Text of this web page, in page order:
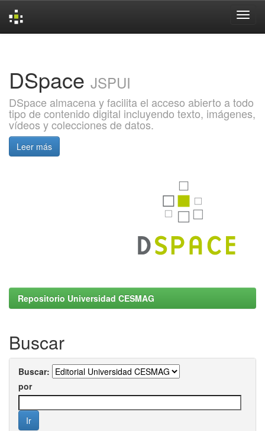
DSpace JSPUI
DSpace almacena y facilita el acceso abierto a todo
tipo de contenido digital incluyendo texto, imágenes,
vídeos y colecciones de datos.
Leer más
Repositorio Universidad CESMAG
Buscar
Buscar:
por